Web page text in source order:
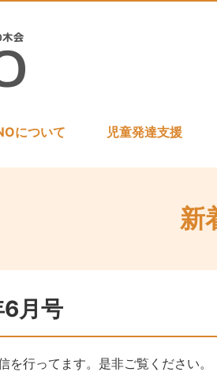
について 児童発達支援
新
月号
行ってます。是非ご覧ください。